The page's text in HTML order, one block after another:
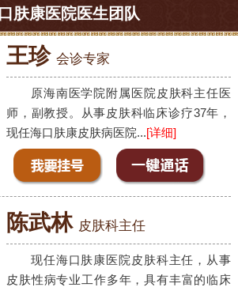
肤康医院医生团队
王珍 会诊专家
原海南医学院附属医院皮肤科主任医
师，副教授。从事皮肤科临床诊疗37年，
现任海口肤康皮肤病医院...[详细]
陈武林 皮肤科主任
现任海口肤康医院皮肤科主任，从事
皮肤性病专业工作多年，具有丰富的临床